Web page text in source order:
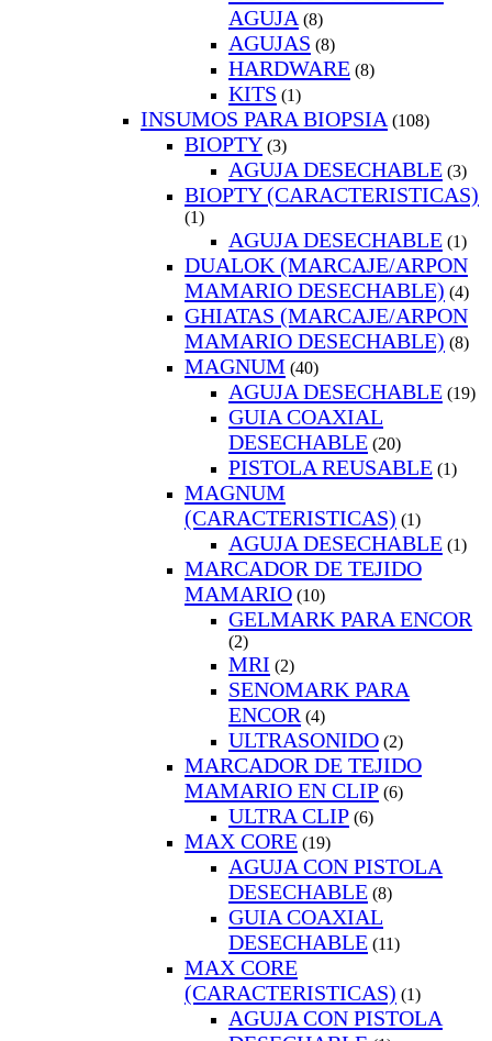
AGUJA (8)
AGUJAS (8)
HARDWARE (8)
KITS (1)
INSUMOS PARA BIOPSIA (108)
BIOPTY (3)
AGUJA DESECHABLE (3)
BIOPTY (CARACTERISTICAS)
(1)
AGUJA DESECHABLE (1)
DUALOK (MARCAJE/ARPON
MAMARIO DESECHABLE) (4)
GHIATAS (MARCAJE/ARPON
MAMARIO DESECHABLE) (8)
MAGNUM (40)
AGUJA DESECHABLE (19)
GUIA COAXIAL
DESECHABLE (20)
PISTOLA REUSABLE (1)
MAGNUM
(CARACTERISTICAS) (1)
AGUJA DESECHABLE (1)
MARCADOR DE TEJIDO
MAMARIO (10)
GELMARK PARA ENCOR
(2)
MRI (2)
SENOMARK PARA
ENCOR (4)
ULTRASONIDO (2)
MARCADOR DE TEJIDO
MAMARIO EN CLIP (6)
ULTRA CLIP (6)
MAX CORE (19)
AGUJA CON PISTOLA
DESECHABLE (8)
GUIA COAXIAL
DESECHABLE (11)
MAX CORE
(CARACTERISTICAS) (1)
AGUJA CON PISTOLA